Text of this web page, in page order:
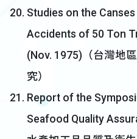
Studies on the
Accidents of 50 Ton
(Nov. 1975)（台灣地
究）
Report of the
Seafood Quality